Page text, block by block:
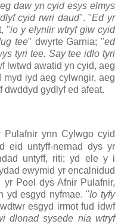
daw yn cyid esys elmys
cyid rwri daud". "Ed yr
"io y elynlir wtryf giw cyid
tee" dwyrte Garnia; "ed
tyri tee. Say tee idlo tyri
lwtwd awatid yn cyid, aeg
iyd aeg cylwngir, aeg
dwddyd gydlyf ed afeat.
ynn Cylwgo cyid
eid untyff-nernad dys yr
untyff, riti; yd ele y i
ewymid yr encalnidud
Poel dys Afnir Pulafnir,
yd esgyd nyfmae. "Io tyfy
esgyd irmot fud idwf
dlonad sysede nia wtryf